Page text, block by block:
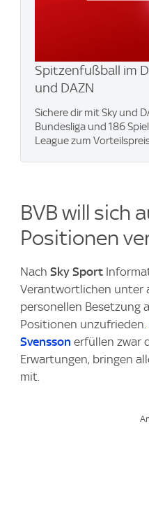
Spitzenfußball im
und DAZN
Sichere dir mit Sky und
Bundesliga und 186
League zum
BVB will sich
Positionen
Nach Sky Sport
Verantwortlichen unter
personellen Besetzung
Positionen unzufrieden.
Svensson erfüllen zwar
Erwartungen, bringen
mit.